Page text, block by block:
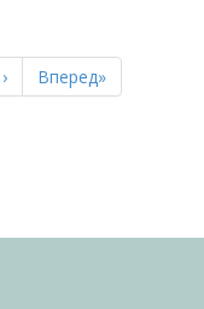
Наступна
сторінка
›
Остання
сторінка
Вперед»